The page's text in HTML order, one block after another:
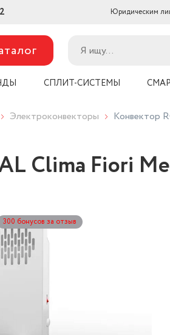
Юридическим
СПЛИТ-СИСТЕМЫ
Электроконвекторы Конвектор
Clima Fiori
300 бонусов за отзыв